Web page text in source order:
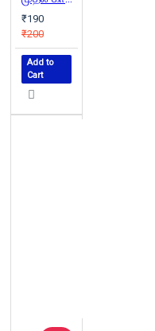
₹190
₹200
Add to
Cart